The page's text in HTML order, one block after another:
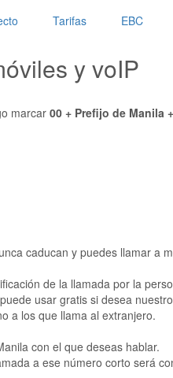
Tarifas EBC
y voIP
marcar00 + Prefijo de Manila
caducan y puedes llamar a
de la llamada por la
usar gratis si desea
a los que llama al extranjero.
con el que deseas hablar.
a ese número corto será